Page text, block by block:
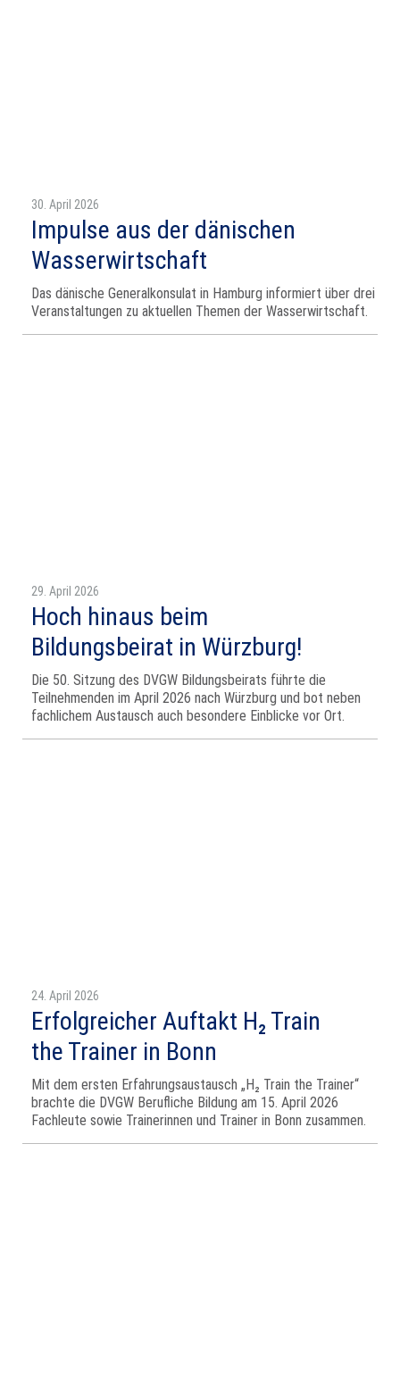
30. April 2026
Impulse aus der dänischen
Wasserwirtschaft
Das dänische Generalkonsulat in Hamburg informiert über drei
Veranstaltungen zu aktuellen Themen der Wasserwirtschaft.
29. April 2026
Hoch hinaus beim
Bildungsbeirat in Würzburg!
Die 50. Sitzung des DVGW Bildungsbeirats führte die
Teilnehmenden im April 2026 nach Würzburg und bot neben
fachlichem Austausch auch besondere Einblicke vor Ort.
24. April 2026
Erfolgreicher Auftakt H₂ Train
the Trainer in Bonn
Mit dem ersten Erfahrungsaustausch „H₂ Train the Trainer“
brachte die DVGW Berufliche Bildung am 15. April 2026
Fachleute sowie Trainerinnen und Trainer in Bonn zusammen.